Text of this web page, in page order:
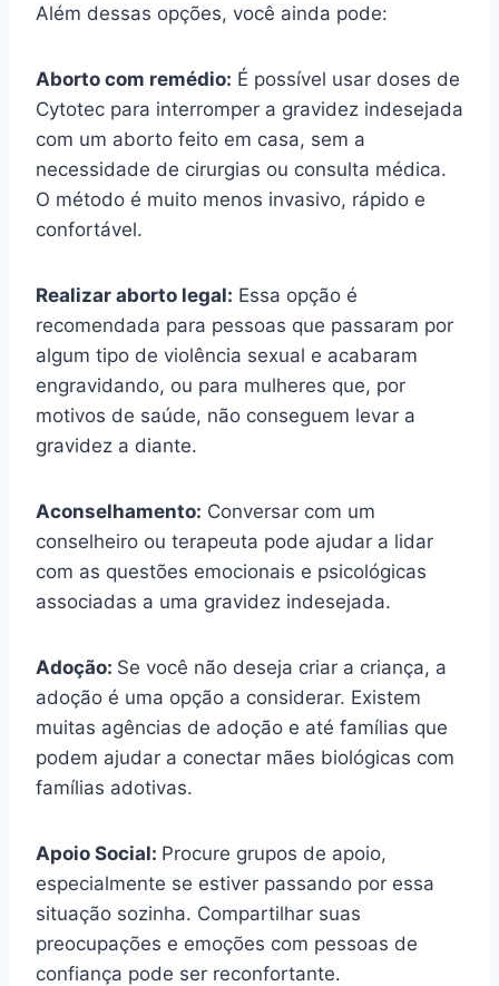
Além dessas opções, você ainda pode:
Aborto com remédio: É possível usar doses de
Cytotec para interromper a gravidez indesejada
com um aborto feito em casa, sem a
necessidade de cirurgias ou consulta médica.
O método é muito menos invasivo, rápido e
confortável.
Realizar aborto legal: Essa opção é
recomendada para pessoas que passaram por
algum tipo de violência sexual e acabaram
engravidando, ou para mulheres que, por
motivos de saúde, não conseguem levar a
gravidez a diante.
Aconselhamento: Conversar com um
conselheiro ou terapeuta pode ajudar a lidar
com as questões emocionais e psicológicas
associadas a uma gravidez indesejada.
Adoção: Se você não deseja criar a criança, a
adoção é uma opção a considerar. Existem
muitas agências de adoção e até famílias que
podem ajudar a conectar mães biológicas com
famílias adotivas.
Apoio Social: Procure grupos de apoio,
especialmente se estiver passando por essa
situação sozinha. Compartilhar suas
preocupações e emoções com pessoas de
confiança pode ser reconfortante.